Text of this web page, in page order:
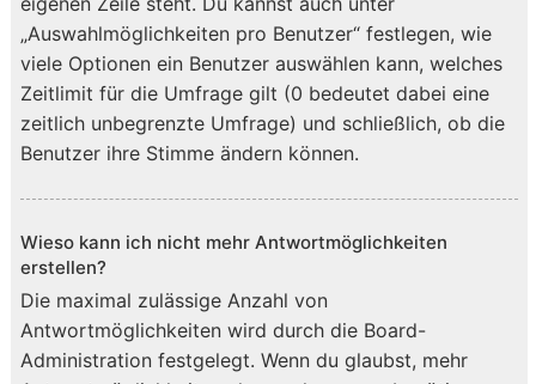
„Auswahlmöglichkeiten pro Benutzer“ festlegen, wie
viele Optionen ein Benutzer auswählen kann, welches
Zeitlimit für die Umfrage gilt (0 bedeutet dabei eine
zeitlich unbegrenzte Umfrage) und schließlich, ob die
Benutzer ihre Stimme ändern können.
Wieso kann ich nicht mehr Antwortmöglichkeiten
erstellen?
Die maximal zulässige Anzahl von
Antwortmöglichkeiten wird durch die Board-
Administration festgelegt. Wenn du glaubst, mehr